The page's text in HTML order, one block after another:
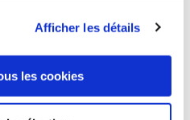
Afficher les détails
les cookies